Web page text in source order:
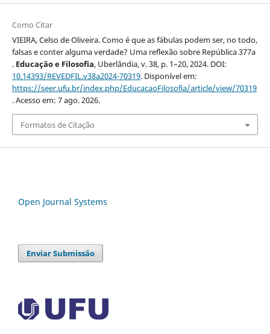
Como Citar
VIEIRA, Celso de Oliveira. Como é que as fábulas podem ser, no todo,
falsas e conter alguma verdade? Uma reflexão sobre República 377a
. Educação e Filosofia, Uberlândia, v. 38, p. 1–20, 2024. DOI:
10.14393/REVEDFIL.v38a2024-70319. Disponível em:
https://seer.ufu.br/index.php/EducacaoFilosofia/article/view/70319
. Acesso em: 7 ago. 2026.
Formatos de Citação
Open Journal Systems
Enviar Submissão